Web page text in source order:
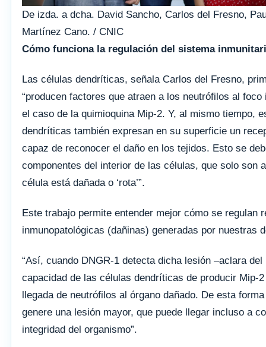
De izda. a dcha. David Sancho, Carlos del Fresno,
Martínez Cano. / CNIC
Cómo funciona la regulación del sistema
Las células dendríticas, señala Carlos del Fresno,
“producen factores que atraen a los neutrófilos al
el caso de la quimioquina Mip-2. Y, al mismo tiempo,
dendríticas también expresan en su superficie un
capaz de reconocer el daño en los tejidos. Esto se
componentes del interior de las células, que solo son
célula está dañada o ‘rota’”.
Este trabajo permite entender mejor cómo se regulan
inmunopatológicas (dañinas) generadas por nuestras
“Así, cuando DNGR-1 detecta dicha lesión –aclara
capacidad de las células dendríticas de producir Mip-
llegada de neutrófilos al órgano dañado. De esta
genere una lesión mayor, que puede llegar incluso a
integridad del organismo”.